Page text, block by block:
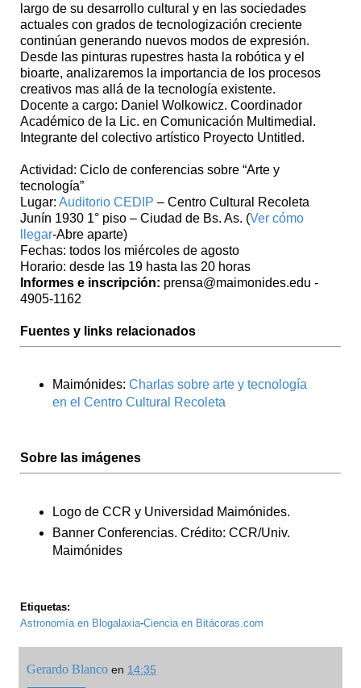
largo de su desarrollo cultural y en las sociedades
actuales con grados de tecnologización creciente
continúan generando nuevos modos de expresión.
Desde las pinturas rupestres hasta la robótica y el
bioarte, analizaremos la importancia de los procesos
creativos mas allá de la tecnología existente.
Docente a cargo: Daniel Wolkowicz. Coordinador
Académico de la Lic. en Comunicación Multimedial.
Integrante del colectivo artístico Proyecto Untitled.
Actividad: Ciclo de conferencias sobre “Arte y
tecnología”
Lugar: Auditorio CEDIP – Centro Cultural Recoleta
Junín 1930 1° piso – Ciudad de Bs. As. (Ver cómo
llegar-Abre aparte)
Fechas: todos los miércoles de agosto
Horario: desde las 19 hasta las 20 horas
Informes e inscripción: prensa@maimonides.edu -
4905-1162
Fuentes y links relacionados
Maimónides: Charlas sobre arte y tecnología
en el Centro Cultural Recoleta
Sobre las imágenes
Logo de CCR y Universidad Maimónides.
Banner Conferencias. Crédito: CCR/Univ.
Maimónides
Etiquetas:
Astronomía en Blogalaxia-Ciencia en Bitácoras.com
Gerardo Blanco en 14:35